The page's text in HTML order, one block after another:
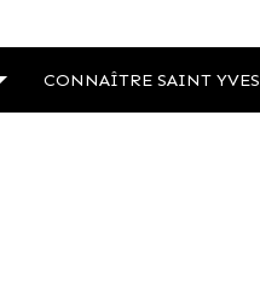
CONNAÎTRE SAINT YVES